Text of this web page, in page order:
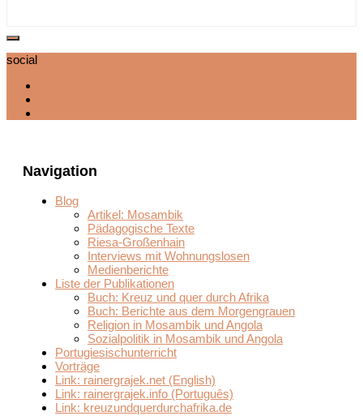
social
Navigation
Blog
Artikel: Mosambik
Pädagogische Texte
Riesa-Großenhain
Interviews mit Wohnungslosen
Medienberichte
Liste der Publikationen
Buch: Kreuz und quer durch Afrika
Buch: Berichte aus dem Morgengrauen
Religion in Mosambik und Angola
Sozialpolitik in Mosambik und Angola
Portugiesischunterricht
Vorträge
Link: rainergrajek.net (English)
Link: rainergrajek.info (Português)
Link: kreuzundquerdurchafrika.de